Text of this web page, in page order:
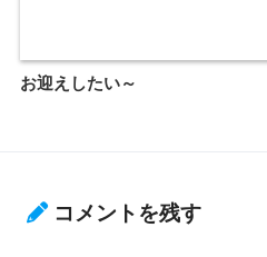
お迎えしたい～
コメントを残す